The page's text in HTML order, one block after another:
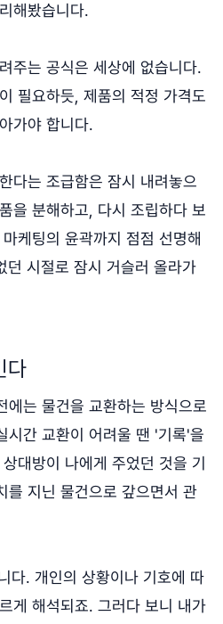
해봤습니다.
주는 공식은 세상에 없습니다.
필요하듯, 제품의 적정 가격도
가야 합니다.
다는 조급함은 잠시 내려놓으
을 분해하고, 다시 조립하다 보
케팅의 윤곽까지 점점 선명해
던 시절로 잠시 거슬러 올라가
다
에는 물건을 교환하는 방식으로
시간 교환이 어려울 땐 '기록'을
대방이 나에게 주었던 것을 기
를 지닌 물건으로 갚으면서 관
다. 개인의 상황이나 기호에 따
게 해석되죠. 그러다 보니 내가